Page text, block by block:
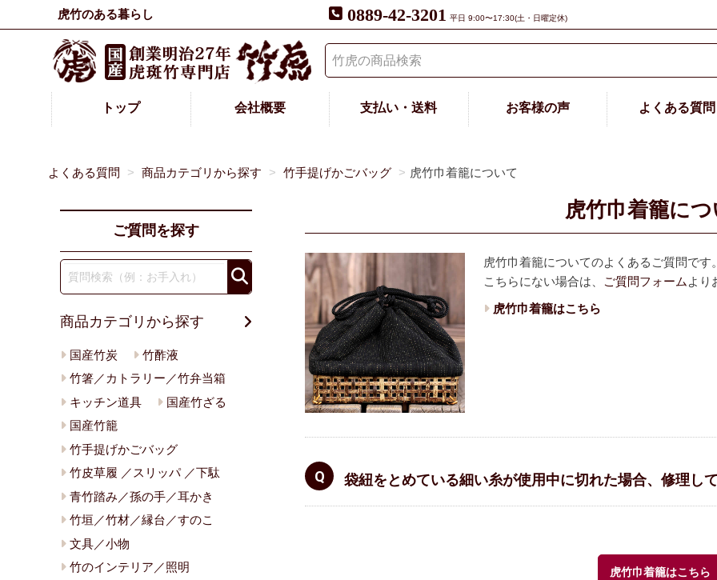
虎竹のある暮らし 0889-42-3201 平日 9:00〜17:30(土・日曜定休)
トップ 会社概要 支払い・送料 お客様の声 よくある質問
よくある質問 商品カテゴリから探す 竹手提げかごバッグ 虎竹巾着籠について
虎竹巾着籠に
虎竹巾着籠についてのよくあるご質問です
こちらにない場合は、
ご質問フォーム より
虎竹巾着籠はこちら
袋紐をとめている細い糸が使用中に切れた場合、修理し
虎竹巾着籠はこちら
ご質問を探す
商品カテゴリから探す
国産竹炭
竹酢液
竹箸／カトラリー／竹弁当箱
キッチン道具
国産竹ざる
国産竹籠
竹手提げかごバッグ
竹皮草履 ／スリッパ ／下駄
青竹踏み／孫の手／耳かき
竹垣／竹材／縁台／すのこ
文具／小物
竹のインテリア／照明